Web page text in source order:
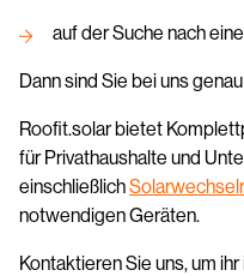
auf der Suche nach
Dann sind Sie bei uns
Roofit.solar bietet
für Privathaushalte und
einschließlich
notwendigen Geräten.
Kontaktieren Sie uns, um